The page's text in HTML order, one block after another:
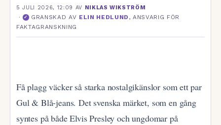
5 JULI 2026, 12:09 AV NIKLAS WIKSTRÖM
· ✓ GRANSKAD AV ELIN HEDLUND , ANSVARIG FÖR
FAKTAGRANSKNING
Få plagg väcker så starka nostalgikänslor som ett par
Gul & Blå-jeans. Det svenska märket, som en gång
syntes på både Elvis Presley och ungdomar på